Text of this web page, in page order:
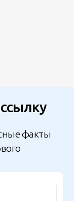
факты